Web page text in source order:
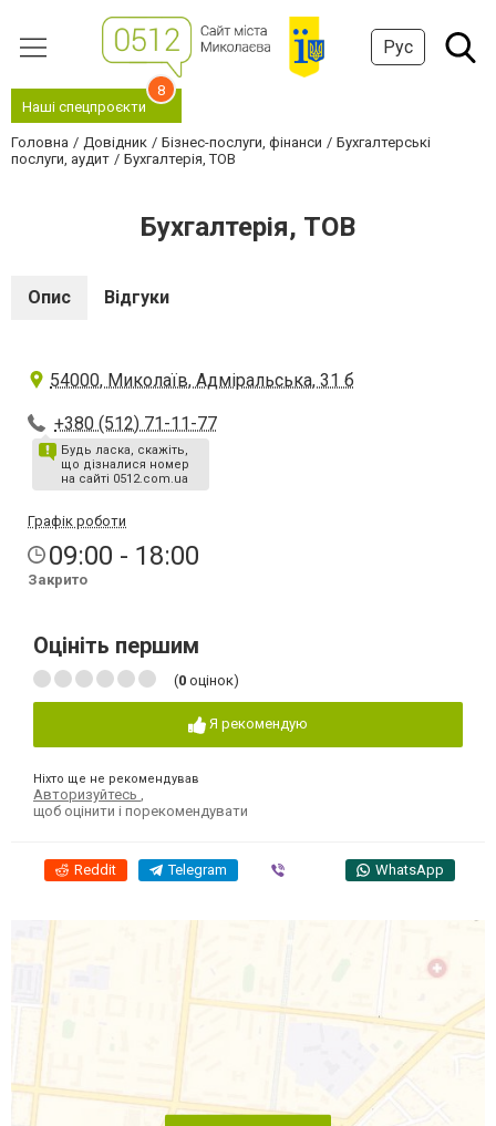
Рус
Наші спецпроєкти
8
Головна Довідник Бізнес-послуги, фінанси
Бухгалтерські
послуги, аудит
Бухгалтерія, ТОВ
Бухгалтерія, ТОВ
Опис Відгуки
54000, Миколаїв, Адміральська, 31 б
+380 (512) 71-11-77
Будь ласка, скажіть,
що дізналися номер
на сайті 0512.com.ua
Графік роботи
09:00 - 18:00
Закрито
Оцініть першим
(0 оцінок)
Я рекомендую
Ніхто ще не рекомендував
Авторизуйтесь
щоб оцінити і порекомендувати
Reddit Telegram WhatsApp